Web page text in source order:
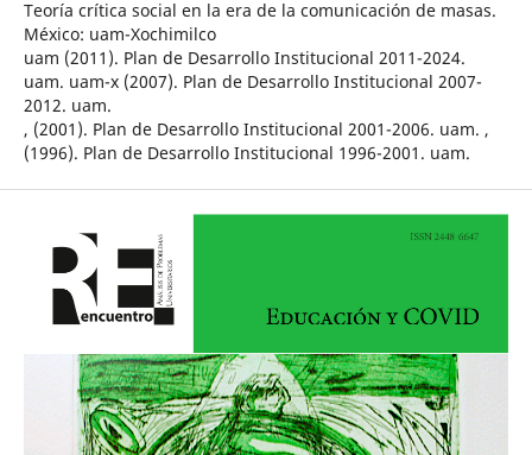
Teoría crítica social en la era de la comunicación de masas.
México: uam-Xochimilco
uam (2011). Plan de Desarrollo Institucional 2011-2024.
uam. uam-x (2007). Plan de Desarrollo Institucional 2007-
2012. uam.
, (2001). Plan de Desarrollo Institucional 2001-2006. uam. ,
(1996). Plan de Desarrollo Institucional 1996-2001. uam.